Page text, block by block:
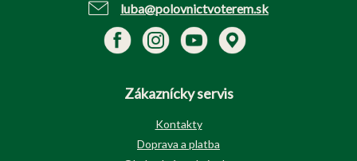
luba@polovnictvoterem.sk
Zákaznícky servis
Kontakty
Doprava a platba